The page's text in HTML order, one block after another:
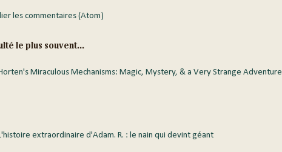
les commentaires (Atom)
le plus souvent...
Miraculous Mechanisms: Magic, Mystery, & a Very Strange Adventure
extraordinaire d'Adam. R. : le nain qui devint géant